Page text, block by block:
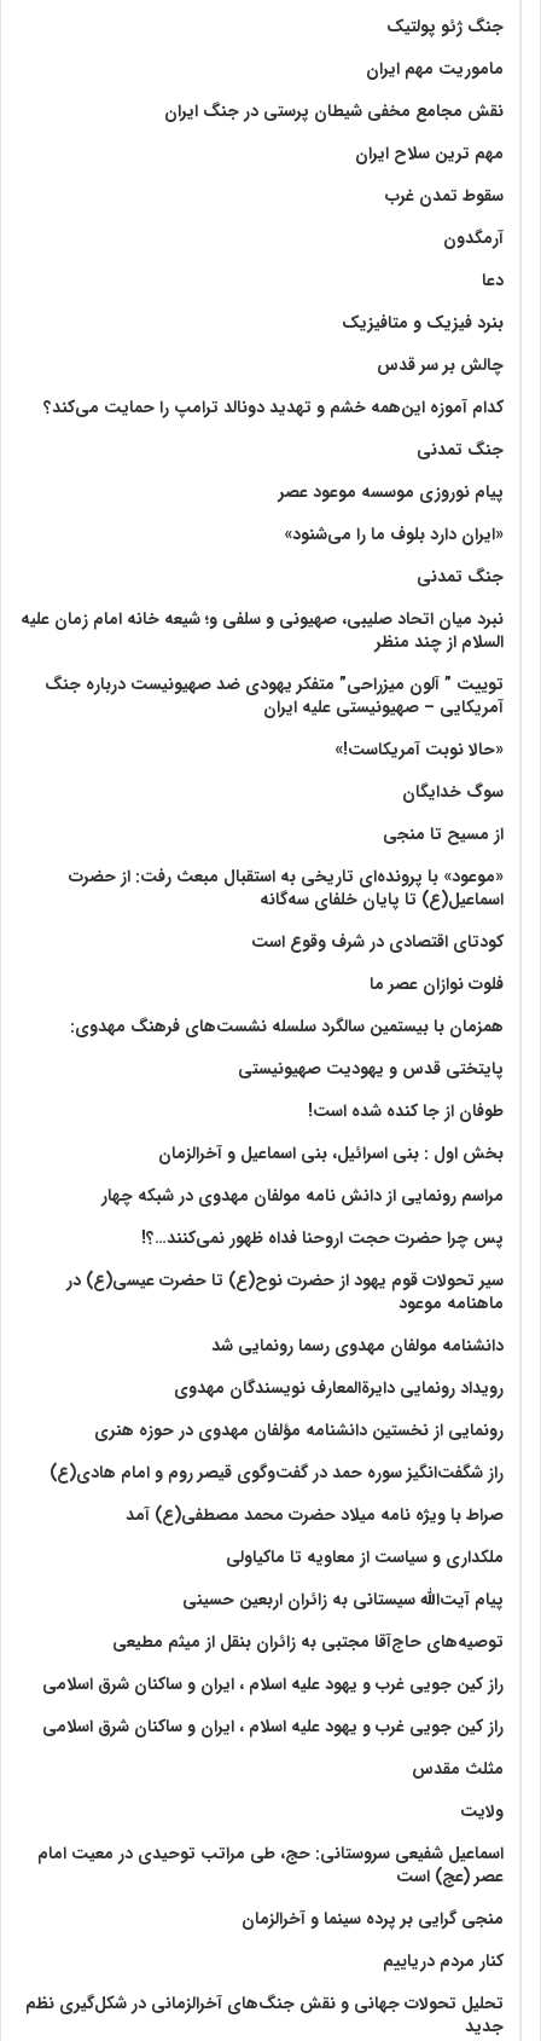
جنگ ژئو پولتیک
ماموریت مهم ایران
نقش مجامع مخفی شیطان پرستی در جنگ ایران
مهم ترین سلاح ایران
سقوط تمدن غرب
آرمگدون
دعا
بنرد فیزیک و متافیزیک
چالش بر سر قدس
کدام آموزه این‌همه خشم و تهدید دونالد ترامپ را حمایت می‌کند؟
جنگ تمدنی
پیام نوروزی موسسه موعود عصر
«ایران دارد بلوف ما را می‌شنود»
جنگ تمدنی
نبرد میان اتحاد صلیبی، صهیونی و سلفی و؛ شیعه خانه امام زمان علیه
السلام از چند منظر
توییت ” آلون میزراحی” متفکر یهودی ضد صهیونیست درباره جنگ
آمریکایی – صهیونیستی علیه ایران
«حالا نوبت آمریکاست!»
سوگ خدایگان
از مسیح تا منجی
«موعود» با پرونده‌ای تاریخی به استقبال مبعث رفت: از حضرت
اسماعیل(ع) تا پایان خلفای سه‌گانه
کودتای اقتصادی در شرف وقوع است
فلوت نوازان عصر ما
همزمان با بیستمین سالگرد سلسله نشست‌های فرهنگ مهدوی:‌
پایتختی قدس و یهودیت صهیونیستی
طوفان از جا کنده شده است!
بخش اول : بنی اسرائیل، بنی اسماعیل و آخرالزمان
مراسم رونمایی از دانش نامه مولفان مهدوی در شبکه چهار
پس چرا حضرت حجت اروحنا فداه ظهور نمی‌کنند…؟!
سیر تحولات قوم یهود از حضرت نوح(ع) تا حضرت عیسی(ع) در
ماهنامه موعود
دانشنامه مولفان مهدوی رسما رونمایی شد
رویداد رونمایی دایرةالمعارف نویسندگان مهدوی
رونمایی از نخستین دانشنامه مؤلفان مهدوی در حوزه هنری
راز شگفت‌انگیز سوره حمد در گفت‌وگوی قیصر روم و امام هادی(ع)
صراط با ویژه نامه میلاد حضرت محمد مصطفی(ع) آمد
ملکداری و سیاست از معاویه تا ماکیاولی
پیام آیت‌الله سیستانی به زائران اربعین حسینی
توصیه‌های حاج‌آقا مجتبی به زائران بنقل از میثم مطیعی
راز کین جویی غرب و یهود علیه اسلام ، ایران و ساکنان شرق اسلامی
راز کین جویی غرب و یهود علیه اسلام ، ایران و ساکنان شرق اسلامی
مثلث مقدس
ولايت‏
اسماعیل شفیعی سروستانی: حج، طی مراتب توحیدی در معیت امام
عصر (عج) است
منجی گرایی بر پرده سینما و آخرالزمان
کنار مردم دریاییم
تحلیل تحولات جهانی و نقش جنگ‌های آخرالزمانی در شکل‌گیری نظم
جدید